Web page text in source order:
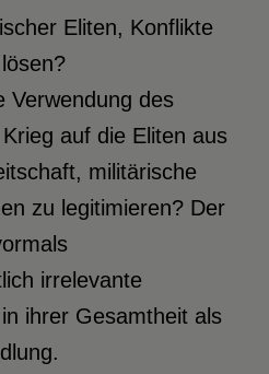
Eliten, Konflikte
Verwendung des
auf die Eliten aus
militärische
zu legitimieren? Der
irrelevante
ihrer Gesamtheit als